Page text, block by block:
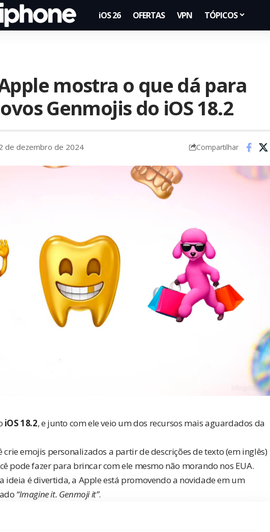
iOS 26 OFERTAS VPN TÓPICOS
mostra o que dá para
Genmojis do iOS 18.2
de dezembro de 2024 Compartilhar
iOS 18.2, e junto com ele veio um dos recursos mais aguardados da
crie emojis personalizados a partir de descrições de texto (em inglês)
pode fazer para brincar com ele mesmo não morando nos EUA.
ideia é divertida, a Apple está promovendo a novidadeem um
“Imagine it. Genmoji it”.